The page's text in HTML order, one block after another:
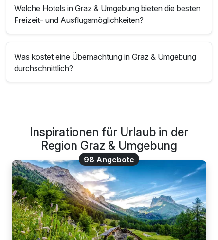
Welche Hotels in Graz & Umgebung bieten die besten
Freizeit- und Ausflugsmöglichkeiten?
Was kostet eine Übernachtung in Graz & Umgebung
durchschnittlich?
Inspirationen für Urlaub in der
Region Graz & Umgebung
98 Angebote